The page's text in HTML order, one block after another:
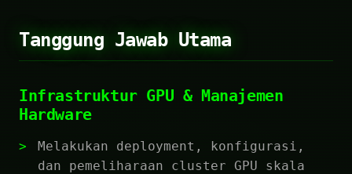
Tanggung Jawab Utama
Infrastruktur GPU & Manajemen
Hardware
Melakukan deployment, konfigurasi,
dan pemeliharaan cluster GPU skala